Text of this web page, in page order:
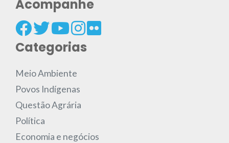
Acompanhe
Categorias
Meio Ambiente
Povos Indígenas
Questão Agrária
Política
Economia e negócios